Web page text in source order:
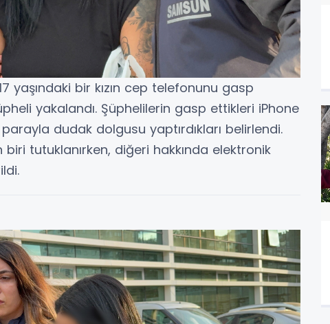
yaşındaki bir kızın cep telefonunu gasp
yakalandı. Şüphelilerin gasp ettikleri iPhone
dudak dolgusu yaptırdıkları belirlendi.
biri tutuklanırken, diğeri hakkında elektronik